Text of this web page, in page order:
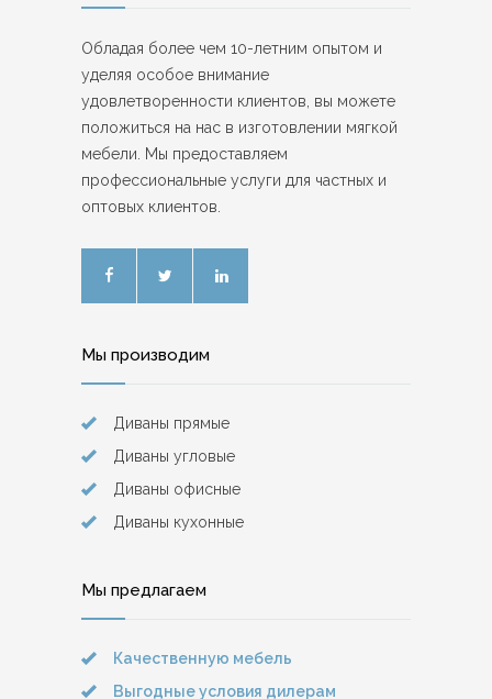
Обладая более чем 10-летним опытом и
уделяя особое внимание
удовлетворенности клиентов, вы можете
положиться на нас в изготовлении мягкой
мебели. Мы предоставляем
профессиональные услуги для частных и
оптовых клиентов.
Мы производим
Диваны прямые
Диваны угловые
Диваны офисные
Диваны кухонные
Мы предлагаем
Качественную мебель
Выгодные условия дилерам